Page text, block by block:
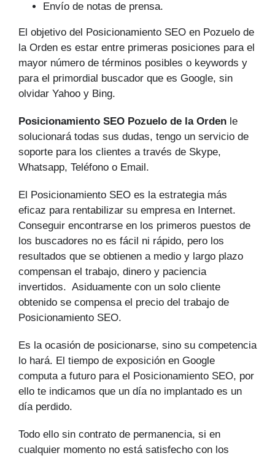
Envío de notas de prensa.
El objetivo del Posicionamiento SEO en Pozuelo de
la Orden es estar entre primeras posiciones para el
mayor número de tér­minos posibles o keywords y
para el primordial buscador que es Google, sin
olvidar Yahoo y Bing.
Posicionamiento SEO Pozuelo de la Orden le
solucionará todas sus dudas, tengo un servicio de
soporte para los clientes a través de Skype,
Whatsapp, Teléfono o Email.
El Posicionamiento SEO es la estrategia más
eficaz para rentabilizar su empresa en Internet.
Conseguir encontrarse en los primeros puestos de
los buscadores no es fácil ni rápido, pero los
resultados que se obtienen a medio y largo plazo
compensan el trabajo, dinero y paciencia
invertidos. Asiduamente con un solo cliente
obtenido se compensa el precio del trabajo de
Posicionamiento SEO.
Es la ocasión de posicionarse, sino su competencia
lo hará. El tiempo de exposición en Google
computa a futuro para el Posicionamiento SEO, por
ello te indicamos que un día no implantado es un
día perdido.
Todo ello sin contrato de permanencia, si en
cualquier momento no está satisfecho con los